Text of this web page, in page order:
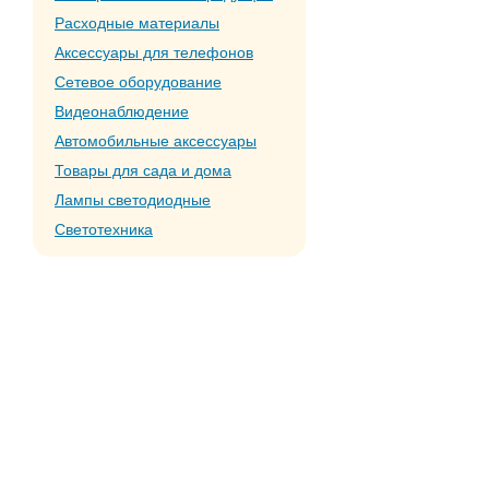
Расходные материалы
Аксессуары для телефонов
Сетевое оборудование
Видеонаблюдение
Автомобильные аксессуары
Товары для сада и дома
Лампы светодиодные
Светотехника